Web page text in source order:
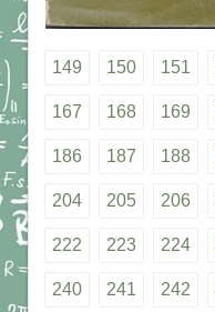
149 150 151
167 168 169
186 187 188
204 205 206
222 223 224
240 241 242